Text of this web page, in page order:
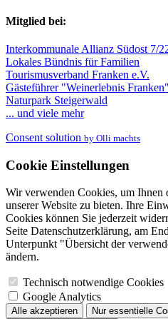
Mitglied bei:
Interkommunale Allianz Südost 7/
Lokales Bündnis für Familien
Tourismusverband Franken e.V.
Gästeführer "Weinerlebnis Franken"
Naturpark Steigerwald
... und viele mehr
Consent solution by Olli machts
Cookie Einstellungen
Wir verwenden Cookies, um Ihnen
unserer Website zu bieten. Ihre
Cookies können Sie jederzeit
Seite Datenschutzerklärung, am
Unterpunkt "Übersicht der
ändern.
Technisch notwendige Cookies
Google Analytics
Alle akzeptieren Nur essentielle